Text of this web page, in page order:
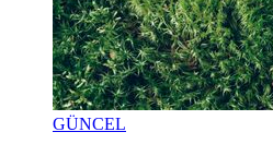
GÜNCEL